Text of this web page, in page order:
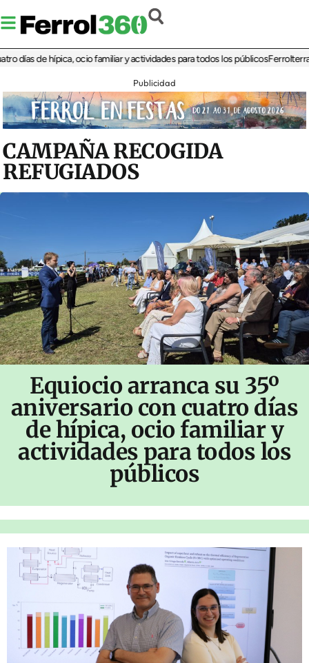
de hípica, ocio familiar y actividades para todos los públicosFerrolterra
Publicidad
CAMPAÑA RECOGIDA
REFUGIADOS
Equiocio arranca su 35º
aniversario con cuatro días
de hípica, ocio familiar y
actividades para todos los
públicos